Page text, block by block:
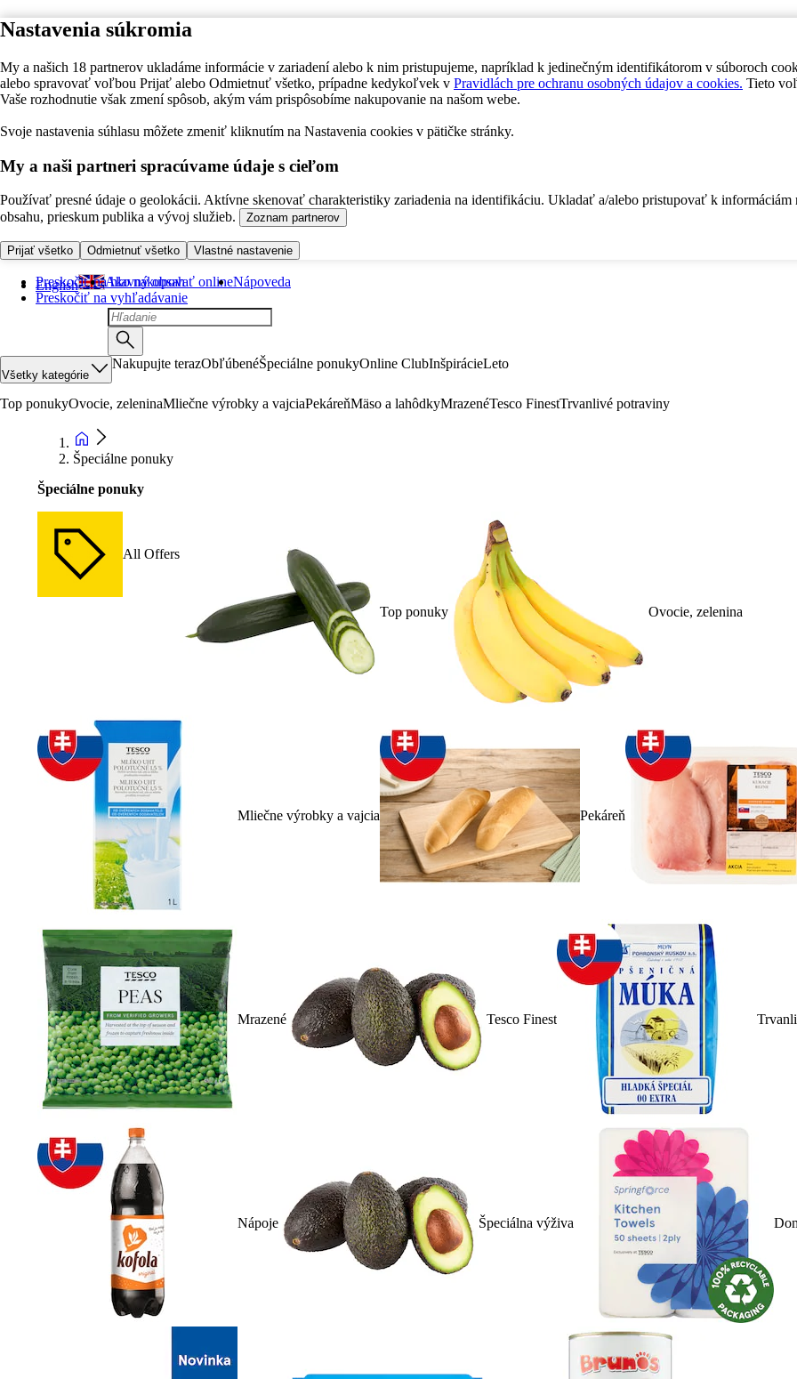
Nastavenia súkromia
My a našich 18 partnerov ukladáme informácie v zariadení alebo k nim pristupujeme, napríklad k jedinečným identifikátorom v súboroch
alebo spravovať voľbou Prijať alebo Odmietnuť všetko, prípadne kedykoľvek v Pravidlách pre ochranu osobných údajov a cookies. Tieto
Vaše rozhodnutie však zmení spôsob, akým vám prispôsobíme nakupovanie na našom webe.
Svoje nastavenia súhlasu môžete zmeniť kliknutím na Nastavenia cookies v pätičke stránky.
My a naši partneri spracúvame údaje s cieľom
Používať presné údaje o geolokácii. Aktívne skenovať charakteristiky zariadenia na identifikáciu. Ukladať a/alebo pristupovať k informáciám
obsahu, prieskum publika a vývoj služieb.
Zoznam partnerov
Prijať všetko Odmietnuť všetko Vlastné nastavenie
Preskočiť na hlavný obsah
Preskočiť na vyhľadávanie
English Ako nakupovať onlineNápoveda
Všetky kategórie
Nakupujte terazObľúbenéŠpeciálne ponukyOnline ClubInšpirácieLeto
Top ponukyOvocie, zeleninaMliečne výrobky a vajciaPekáreňMäso a lahôdkyMrazenéTesco FinestTrvanlivé potraviny
Špeciálne ponuky
Špeciálne ponuky
All Offers
Top ponuky Ovocie, zelenina
Mliečne výrobky a vajcia Pekáreň
Mrazené Tesco Finest
Nápoje Špeciálna výživa